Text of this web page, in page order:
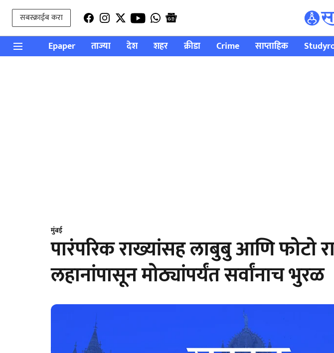
सबस्क्राईब करा
Epaper ताज्या देश शहर क्रीडा Crime साप्ताहिक
मुंबई
पारंपरिक राख्यांसह लाबुबु आणि फोटो
लहानांपासून मोठ्यांपर्यंत सर्वांनाच भुरळ